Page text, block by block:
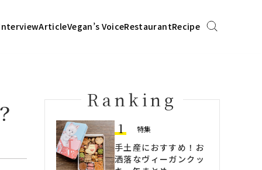
ArticleVegan’s VoiceRestaurantRecipe
Ranking
1 特集
手土産におすすめ！お
洒落なヴィーガンクッ